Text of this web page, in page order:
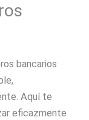
bancarios
Aquí te
eficazmente